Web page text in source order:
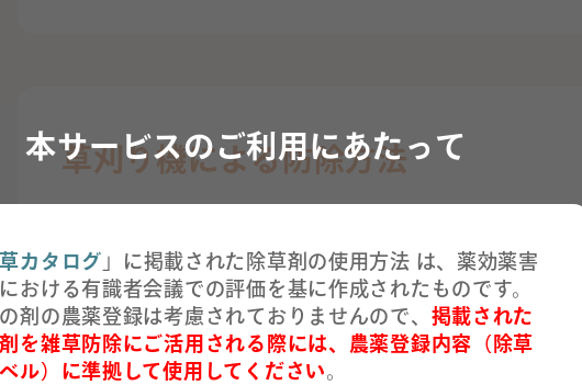
草刈り機による防除方法
定期的な草刈りにより本田内へのほふく茎の侵入およ
・刈り草が本田内に入ると定着、再生して繁茂する恐れ
本サービスのご利用にあたって
カタログ 」に掲載された除草剤の使用方法 は、薬効薬害
おける有識者会議での評価を基に作成されたものです。
剤の農薬登録は考慮されておりませんので、 掲載された
を雑草防除にご活用される際には、農薬登録内容（除草
ル）に準拠して使用してください。